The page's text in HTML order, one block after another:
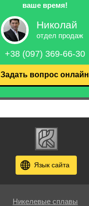
ваше время!
Николай
отдел продаж
+38 (097) 369-66-30
Задать вопрос онлайн
Язык сайта
Никелевые сплавы